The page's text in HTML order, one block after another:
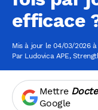
efficace
Mis à jour le 04/03/2026 à
Par Ludovica APE,
Mettre
Google